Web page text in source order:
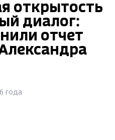
открытость
диалог:
отчет
года